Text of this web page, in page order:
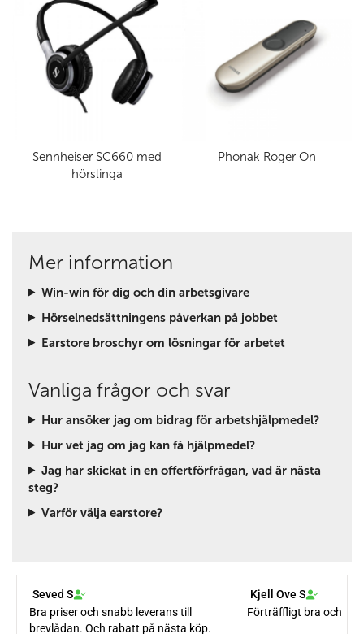
Sennheiser SC660 med
hörslinga
Phonak Roger On
Mer information
Win-win för dig och din arbetsgivare
Hörselnedsättningens påverkan på jobbet
Earstore broschyr om lösningar för arbetet
Vanliga frågor och svar
Hur ansöker jag om bidrag för arbetshjälpmedel?
Hur vet jag om jag kan få hjälpmedel?
Jag har skickat in en offertförfrågan, vad är nästa
steg?
Varför välja earstore?